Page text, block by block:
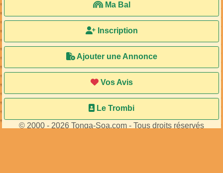
Ma Bal
Inscription
Ajouter une Annonce
Vos Avis
Le Trombi
© 2000 - 2026 Tonga-Soa.com - Tous droits réservés